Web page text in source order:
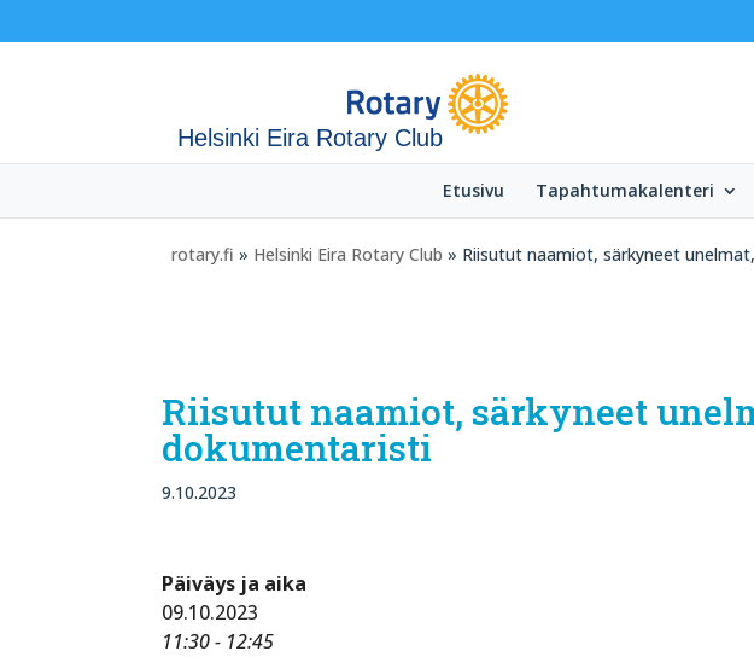
Helsinki Eira Rotary Club
Etusivu Tapahtumakalenteri
rotary.fi » Helsinki Eira Rotary Club » Riisutut naamiot, särkyneet
Riisutut naamiot, särkyneet
dokumentaristi
9.10.2023
Päiväys ja aika
09.10.2023
11:30 - 12:45